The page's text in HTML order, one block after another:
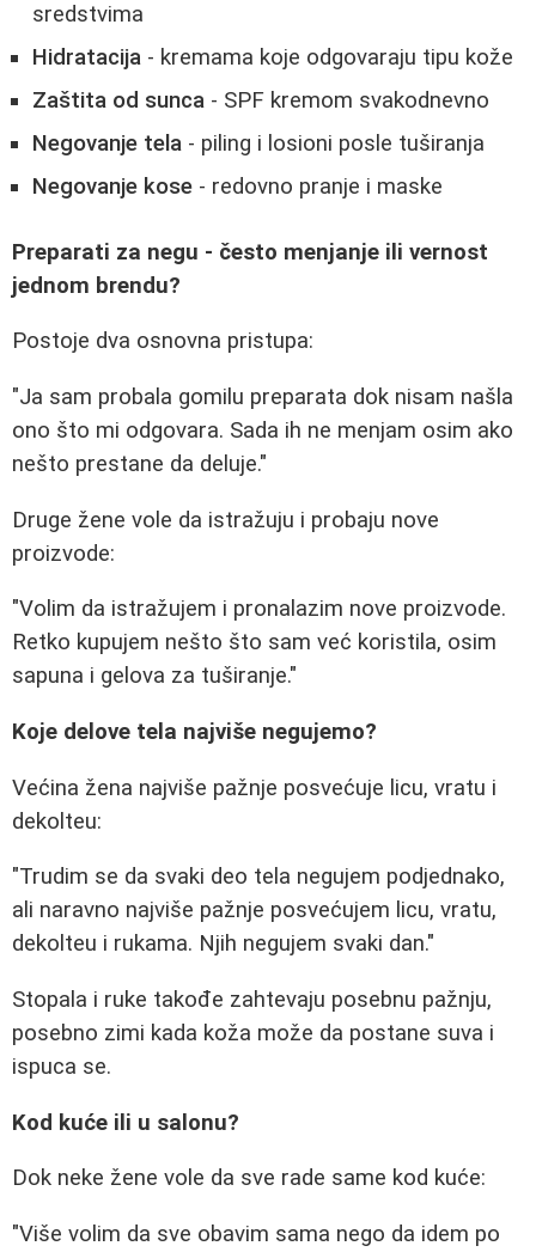
sredstvima
Hidratacija - kremama koje odgovaraju tipu kože
Zaštita od sunca - SPF kremom svakodnevno
Negovanje tela - piling i losioni posle tuširanja
Negovanje kose - redovno pranje i maske
Preparati za negu - često menjanje ili vernost
jednom brendu?
Postoje dva osnovna pristupa:
"Ja sam probala gomilu preparata dok nisam našla
ono što mi odgovara. Sada ih ne menjam osim ako
nešto prestane da deluje."
Druge žene vole da istražuju i probaju nove
proizvode:
"Volim da istražujem i pronalazim nove proizvode.
Retko kupujem nešto što sam već koristila, osim
sapuna i gelova za tuširanje."
Koje delove tela najviše negujemo?
Većina žena najviše pažnje posvećuje licu, vratu i
dekolteu:
"Trudim se da svaki deo tela negujem podjednako,
ali naravno najviše pažnje posvećujem licu, vratu,
dekolteu i rukama. Njih negujem svaki dan."
Stopala i ruke takođe zahtevaju posebnu pažnju,
posebno zimi kada koža može da postane suva i
ispuca se.
Kod kuće ili u salonu?
Dok neke žene vole da sve rade same kod kuće:
"Više volim da sve obavim sama nego da idem po